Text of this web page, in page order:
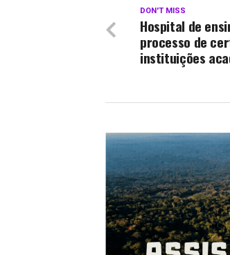
DON'T MISS
Hospital de
processo de
instituições